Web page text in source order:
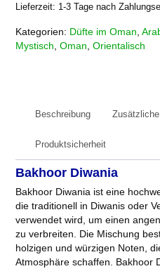
Lieferzeit: 1-3 Tage nach
Kategorien: Düfte im Oman,
Mystisch,Oman,Orientalisch
Beschreibung
Produktsicherheit
Bakhoor Diwania
Bakhoor Diwania ist eine
die traditionell in Diwanis oder
verwendet wird, um einen
zu verbreiten. Die Mischung
holzigen und würzigen Noten,
Atmosphäre schaffen. Bakhoor